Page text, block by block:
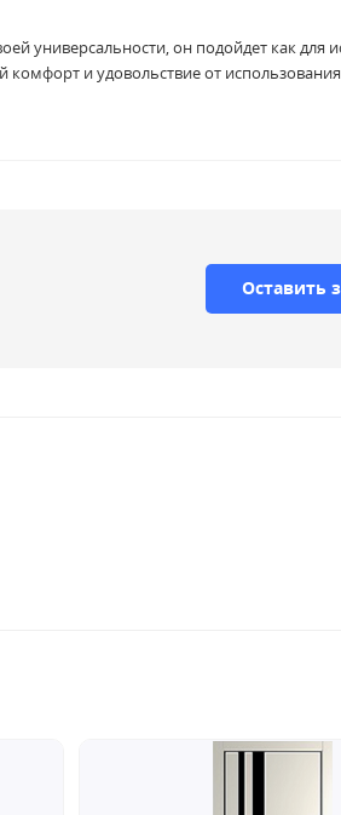
универсальности, он подойдет как для
и удовольствие от
Оставить